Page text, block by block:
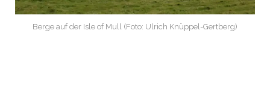
Berge auf der Isle of Mull (Foto: Ulrich Knüppel-Gertberg)